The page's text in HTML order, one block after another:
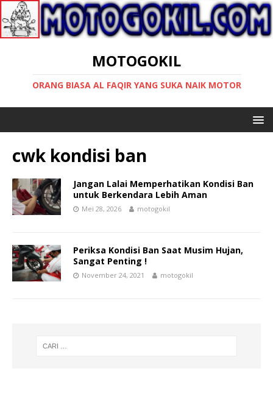
MOTOGOKIL
ORANG BIASA AL FAQIR YANG SUKA NAIK MOTOR
cwk kondisi ban
Jangan Lalai Memperhatikan Kondisi Ban
untuk Berkendara Lebih Aman
Mei 28, 2026 motogokil
Periksa Kondisi Ban Saat Musim Hujan,
Sangat Penting !
November 24, 2021 motogokil